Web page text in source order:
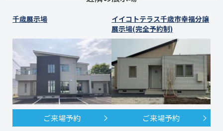
千歳展示場
ご来場予約
イイコトテラス千歳市幸福分譲
展示場(完全予約制)
ご来場予約